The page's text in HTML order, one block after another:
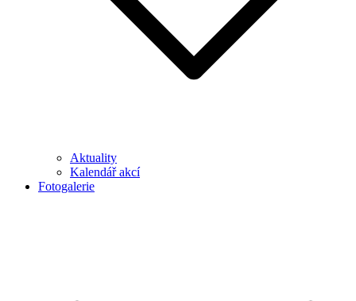
Aktuality
Kalendář akcí
Fotogalerie